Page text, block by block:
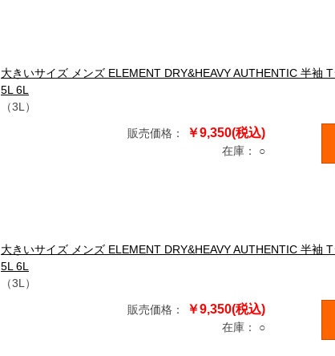
大きいサイズ メンズ ELEMENT DRY&HEAVY AUTHENTIC 半袖
5L 6L
（3L）
販売価格： ￥9,350(税込)
在庫： ○
大きいサイズ メンズ ELEMENT DRY&HEAVY AUTHENTIC 半袖
5L 6L
（3L）
販売価格： ￥9,350(税込)
在庫： ○